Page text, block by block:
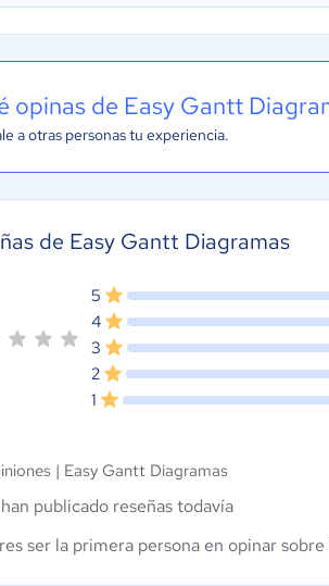
opinas de Easy Gantt
a otras personas tu experiencia.
de Easy Gantt Diagramas
5
4
3
2
1
| Easy Gantt Diagramas
publicado reseñas todavía
ser la primera persona en opinar